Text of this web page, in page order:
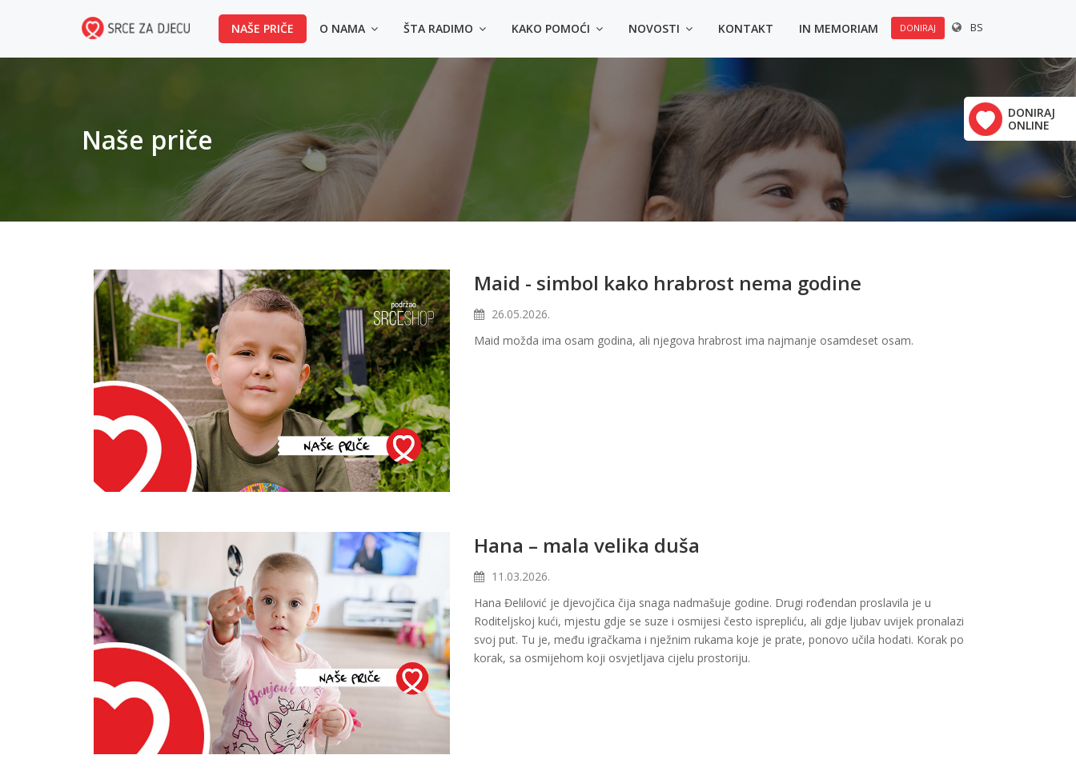
DONIRAJ BS
NAŠE PRIČE O NAMA ŠTA RADIMO KAKO POMOĆI NOVOSTI KONTAKT IN MEMORIAM
×
4 načina da kupiš majicu:
◾️ Lično u prostorijama Udruženja - Sarajevo, Himze Polovine 21
- Tuzla dr. Ibre Pašića bb, u krugu UKC Tuzla
◾️ Uplatom na račun Srce d.o.o.: 3387302220478214 (svrha
uplate: Kupovina majica za Zlatni krug)
◾️ Online na Srceshop web stranici:
Majice za odrasle
DONIRAJ
ONLINE
Naše priče
Maid - simbol kako hrabrost nema godine
26.05.2026.
Maid možda ima osam godina, ali njegova hrabrost ima najmanje osamdeset osam.
Hana – mala velika duša
11.03.2026.
Hana Đelilović je djevojčica čija snaga nadmašuje godine. Drugi rođendan proslavila je u
Roditeljskoj kući, mjestu gdje se suze i osmijesi često isprepliću, ali gdje ljubav uvijek pronalazi
svoj put. Tu je, među igračkama i nježnim rukama koje je prate, ponovo učila hodati. Korak po
korak, sa osmijehom koji osvjetljava cijelu prostoriju.